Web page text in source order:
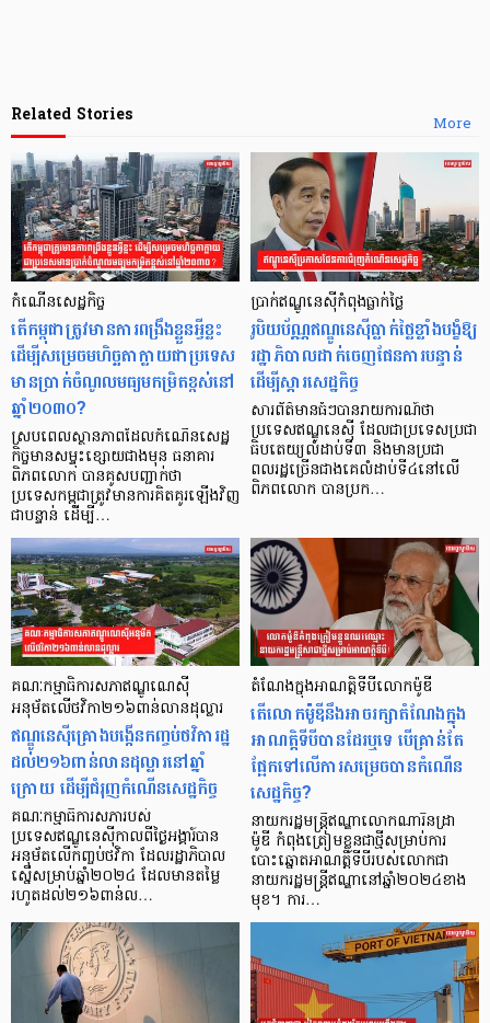
More
Related Stories
កំណើនសេដ្ឋកិច្ច
តើកម្ពុជាត្រូវមានការពង្រឹងខ្លួនអ្វីខ្លះ
ដើម្បីសម្រេចមហិច្ឆតាក្លាយជាប្រទេស
មានប្រាក់ចំណូលមធ្យមកម្រិតខ្ពស់នៅ
ឆ្នាំ២០៣០?
ស្របពេលស្ថានភាពដែលកំណើនសេដ្ឋ
កិច្ចមានសម្ទុះខ្សោយជាងមុន ធនាគារ
ពិភពលោក បានគូសបញ្ជាក់ថា
ប្រទេសកម្ពុជាត្រូវមានការគិតគូរឡើងវិញ
ជាបន្ទាន់ ដើម្បី…
ប្រាក់ឥណ្ឌូនេស៊ីកំពុងធ្លាក់ថ្លៃ
រូបិយប័ណ្ណឥណ្ឌូនេស៊ីធ្លាក់ថ្លៃខ្លាំងបង្ខំឱ្យ
រដ្ឋាភិបាលដាក់ចេញផែនការបន្ទាន់
ដើម្បីស្ដារសេដ្ឋកិច្ច
សារព័ត៌មានធំៗបានរាយការណ៍ថា
ប្រទេសឥណ្ឌូនេស៊ី ដែលជាប្រទេសប្រជា
ធិបតេយ្យលំដាប់ទី៣ និងមានប្រជា
ពលរដ្ឋច្រើនជាងគេលំដាប់ទី៤នៅលើ
ពិភពលោក បានប្រក…
គណៈកម្មាធិការសភាឥណ្ឌូណេស៊ី
អនុម័តលើថវិកា២១៦ពាន់លានដុល្លារ
ឥណ្ឌូនេស៊ីគ្រោងបង្កើនកញ្ចប់ថវិការដ្ឋ
ដល់២១៦ពាន់លានដុល្លារនៅឆ្នាំ
ក្រោយ ដើម្បីជំរុញកំណើនសេដ្ឋកិច្ច
គណៈកម្មាធិការសភារបស់
ប្រទេសឥណ្ឌូនេស៊ីកាលពីថ្ងៃអង្គារ៍បាន
អនុម័តលើកញ្ចប់ថវិកា ដែលរដ្ឋាភិបាល
ស្នើសម្រាប់ឆ្នាំ២០២៤ ដែលមានតម្លៃ
រហូតដល់២១៦ពាន់ល…
តំណែងក្នុងអាណត្តិទីបីលោកម៉ូឌី
តើលោកម៉ូឌីនឹងអាចរក្សាតំណែងក្នុង
អាណត្តិទីបីបានដែរឬទេ បើគ្រាន់តែ
ផ្អែកទៅលើការសម្រេចបានកំណើន
សេដ្ឋកិច្ច?
នាយករដ្ឋមន្ត្រីឥណ្ឌាលោកណារិនដ្រា
ម៉ូឌី កំពុងត្រៀមខ្លួនជាថ្មីសម្រាប់ការ
បោះឆ្នោតអាណត្តិទីបីរបស់លោកជា
នាយករដ្ឋមន្ត្រីឥណ្ឌានៅឆ្នាំ២០២៤ខាង
មុខ។ ការ…